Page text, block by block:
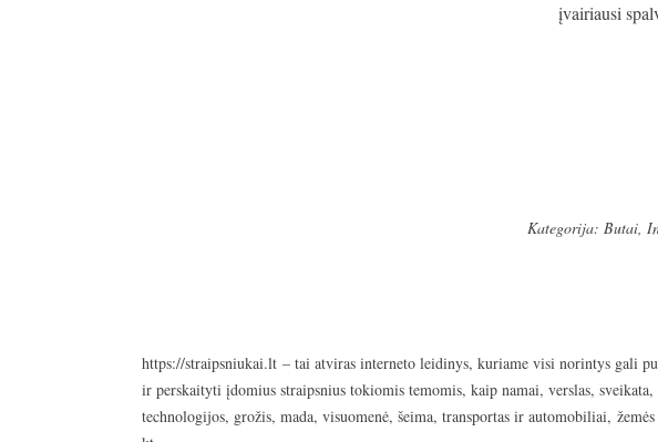
įvairiausi
Kategorija:Butai,
https://straipsniukai.lt – tai atviras interneto leidinys, kuriame visi norintys gali
ir perskaityti įdomius straipsnius tokiomis temomis, kaip namai, verslas, sveikata,
technologijos, grožis, mada, visuomenė, šeima, transportas ir automobiliai,